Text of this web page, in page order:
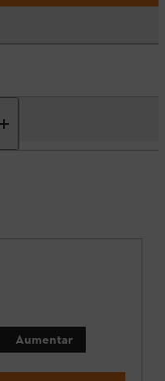
Aumentar